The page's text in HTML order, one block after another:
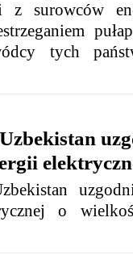
z surowców
tych
o